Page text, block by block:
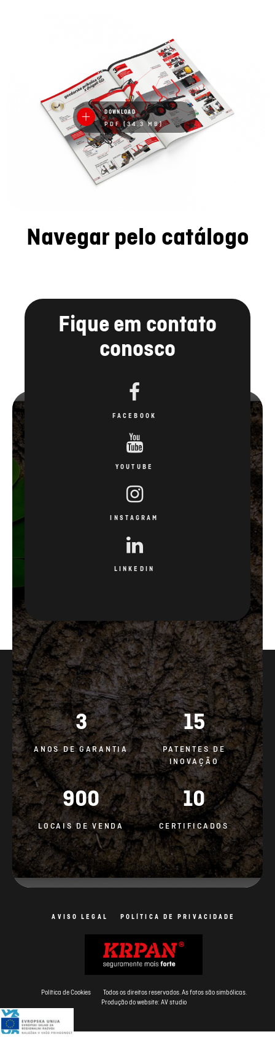
DOWNLOAD
PDF (34.3 MB)
Navegar pelo catálogo
Fique em contato
conosco
FACEBOOK
YOUTUBE
INSTAGRAM
LINKEDIN
3
ANOS DE GARANTIA
15
PATENTES DE
INOVAÇÃO
900
LOCAIS DE VENDA
10
CERTIFICADOS
AVISO LEGAL POLÍTICA DE PRIVACIDADE
Política de Cookies
Todos os direitos reservados. As fotos são simbólicas.
Produção do website: AV studio